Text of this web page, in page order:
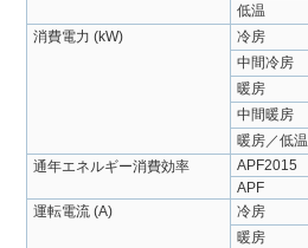
低温
消費電力 (kW)
冷房
中間冷房
暖房
中間暖房
暖房／低温
通年エネルギー消費効率
APF2015
APF
運転電流 (A)
冷房
暖房